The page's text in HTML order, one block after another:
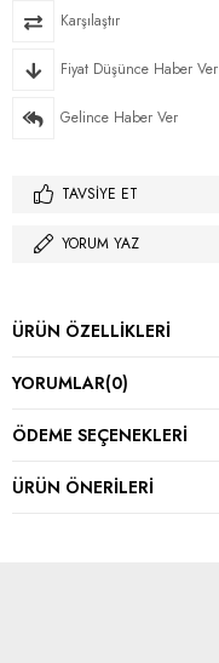
Karşılaştır
Fiyat Düşünce Haber Ver
Gelince Haber Ver
TAVSIYE ET
YORUM YAZ
ÜRÜN ÖZELLIKLERI
YORUMLAR(0)
ÖDEME SEÇENEKLERI
ÜRÜN ÖNERILERI